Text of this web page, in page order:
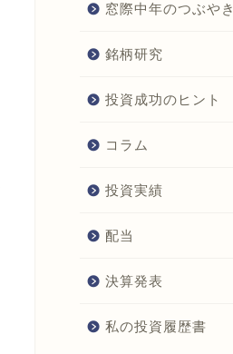
窓際中年のつぶやき
銘柄研究
投資成功のヒント
コラム
投資実績
配当
決算発表
私の投資履歴書